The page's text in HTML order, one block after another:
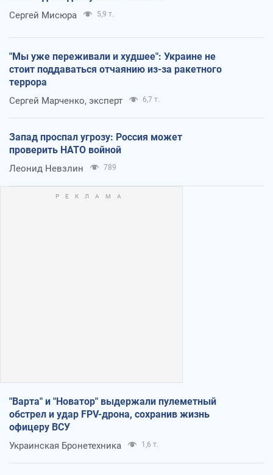
Сергей Мисюра 5,9 т.
"Мы уже переживали и худшее": Украине не
стоит поддаваться отчаянию из-за ракетного
террора
Сергей Марченко, эксперт 6,7 т.
Запад проспал угрозу: Россия может
проверить НАТО войной
Леонид Невзлин 789
"Варта" и "Новатор" выдержали пулеметный
обстрел и удар FPV-дрона, сохранив жизнь
офицеру ВСУ
Украинская Бронетехника 1,6 т.